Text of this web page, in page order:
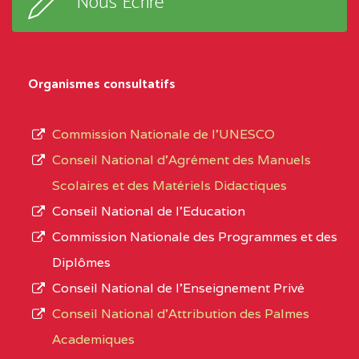
D'ENSEIGNEMENT
PROFESSIONNEL
(CEGEP) STE FOI BP
:4740 YAOUNDE
CENTRE
COLLEGE PANAFRICAIN
DE L'EXCELLENCE BP
CENTRE
COLLEGE PRIVE
type
L’offre
d’éducation
de
Organismes consultatifs
Commission Nationale de l’UNESCO
Conseil National d’Agrément des Manuels
Scolaires et des Matériels Didactiques
Conseil National de l’Education
Commission Nationale des Programmes et des
Diplômes
Conseil National de l’Enseignement Privé
Conseil National d'Attribution des Palmes
Academiques